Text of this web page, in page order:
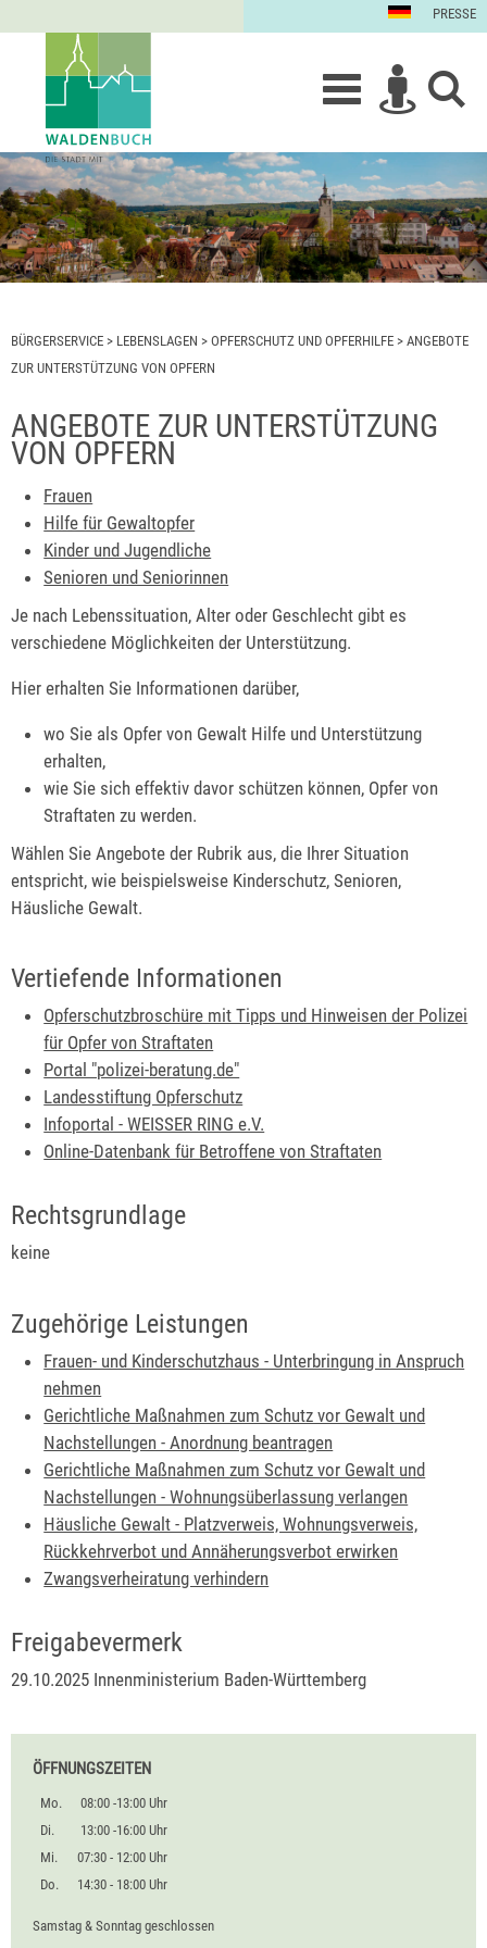
PRESSE
BÜRGERSERVICE > LEBENSLAGEN > OPFERSCHUTZ UND OPFERHILFE > ANGEBOTE
ZUR UNTERSTÜTZUNG VON OPFERN
ANGEBOTE ZUR UNTERSTÜTZUNG
VON OPFERN
Frauen
Hilfe für Gewaltopfer
Kinder und Jugendliche
Senioren und Seniorinnen
Je nach Lebenssituation, Alter oder Geschlecht gibt es
verschiedene Möglichkeiten der Unterstützung.
Hier erhalten Sie Informationen darüber,
wo Sie als Opfer von Gewalt Hilfe und Unterstützung
erhalten,
wie Sie sich effektiv davor schützen können, Opfer von
Straftaten zu werden.
Wählen Sie Angebote der Rubrik aus, die Ihrer Situation
entspricht, wie beispielsweise Kinderschutz, Senioren,
Häusliche Gewalt.
Vertiefende Informationen
Opferschutzbroschüre mit Tipps und Hinweisen der Polizei
für Opfer von Straftaten
Portal "polizei-beratung.de"
Landesstiftung Opferschutz
Infoportal - WEISSER RING e.V.
Online-Datenbank für Betroffene von Straftaten
Rechtsgrundlage
keine
Zugehörige Leistungen
Frauen- und Kinderschutzhaus - Unterbringung in Anspruch
nehmen
Gerichtliche Maßnahmen zum Schutz vor Gewalt und
Nachstellungen - Anordnung beantragen
Gerichtliche Maßnahmen zum Schutz vor Gewalt und
Nachstellungen - Wohnungsüberlassung verlangen
Häusliche Gewalt - Platzverweis, Wohnungsverweis,
Rückkehrverbot und Annäherungsverbot erwirken
Zwangsverheiratung verhindern
Freigabevermerk
29.10.2025 Innenministerium Baden-Württemberg
ÖFFNUNGSZEITEN
Mo.
08:00 -13:00 Uhr
Di.
13:00 -16:00 Uhr
Mi.
07:30 - 12:00 Uhr
Do.
14:30 - 18:00 Uhr
Samstag & Sonntag geschlossen